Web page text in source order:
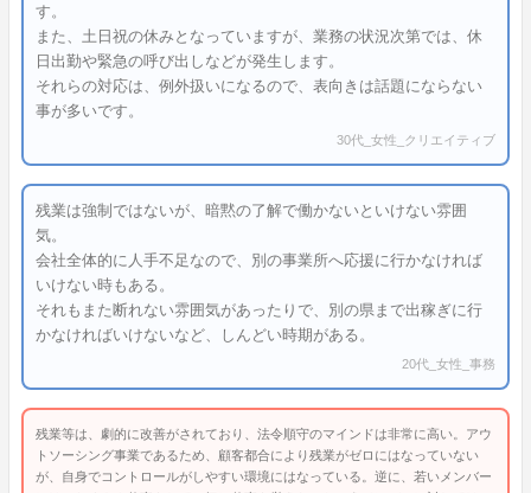
す。
また、土日祝の休みとなっていますが、業務の状況次第では、休
日出勤や緊急の呼び出しなどが発生します。
それらの対応は、例外扱いになるので、表向きは話題にならない
事が多いです。
30代_女性_クリエイティブ
残業は強制ではないが、暗黙の了解で働かないといけない雰囲
気。
会社全体的に人手不足なので、別の事業所へ応援に行かなければ
いけない時もある。
それもまた断れない雰囲気があったりで、別の県まで出稼ぎに行
かなければいけないなど、しんどい時期がある。
20代_女性_事務
残業等は、劇的に改善がされており、法令順守のマインドは非常に高い。アウ
トソーシング事業であるため、顧客都合により残業がゼロにはなっていない
が、自身でコントロールがしやすい環境にはなっている。逆に、若いメンバー